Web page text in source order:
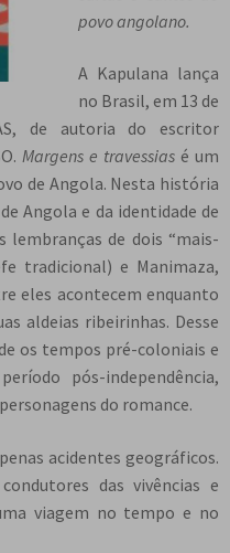
e
n
e
povo angolano.
A Kapulana lança
no Brasil, em 13 de
de autoria do escritor
Margens e travessias é um
de Angola. Nesta história
Angola e da identidade de
lembranças de dois “mais-
tradicional) e Manimaza,
eles acontecem enquanto
aldeias ribeirinhas. Desse
os tempos pré-coloniais e
pós-independência,
do romance.
acidentes geográficos.
das vivências e
viagem no tempo e no